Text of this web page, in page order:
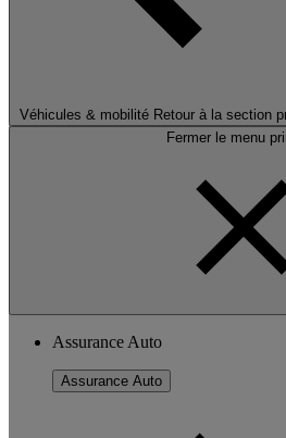
Véhicules & mobilité Retour à la section
Fermer le menu
Assurance Auto
Assurance Auto